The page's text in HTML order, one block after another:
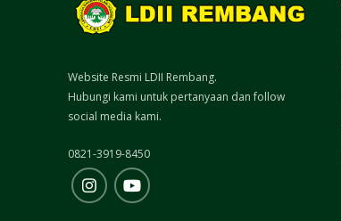
Website Resmi LDII Rembang.
Hubungi kami untuk pertanyaan dan follow
social media kami.
0821-3919-8450